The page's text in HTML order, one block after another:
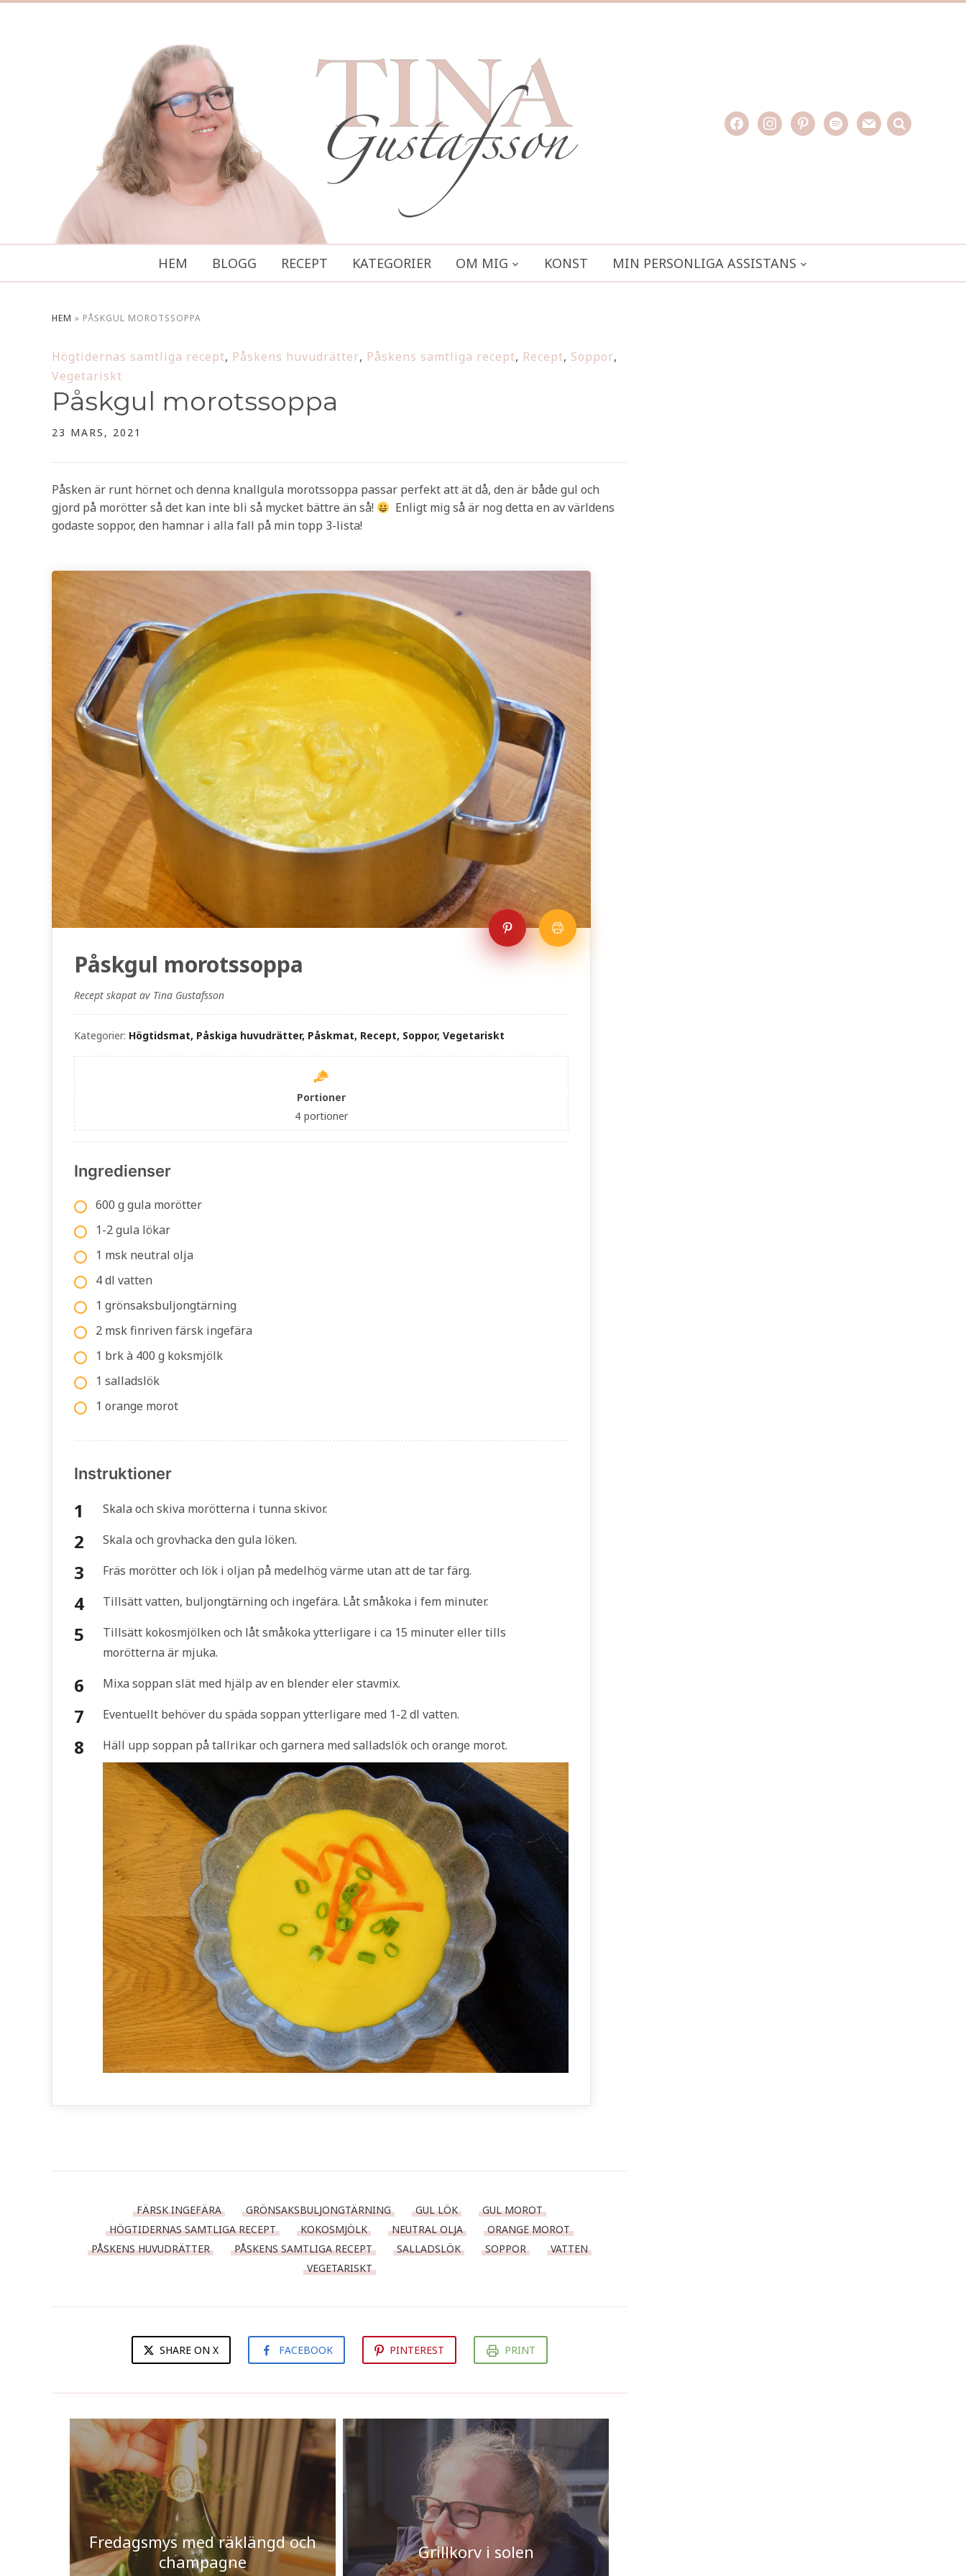
facebookinstagrampinterestspotifymail search
HEM BLOGG RECEPT KATEGORIER OM MIG KONST MIN PERSONLIGA ASSISTANS
HEM » PÅSKGUL MOROTSSOPPA
Högtidernas samtliga recept, Påskens huvudrätter, Påskens samtliga recept, Recept, Soppor,
Vegetariskt
Påskgul morotssoppa
23 MARS, 2021
Påsken är runt hörnet och denna knallgula morotssoppa passar perfekt att ät då, den är både gul och
gjord på morötter så det kan inte bli så mycket bättre än så!
Enligt mig så är nog detta en av världens
godaste soppor, den hamnar i alla fall på min topp 3-lista!
Påskgul morotssoppa
Recept skapat av Tina Gustafsson
Kategorier: Högtidsmat, Påskiga huvudrätter, Påskmat, Recept, Soppor, Vegetariskt
Portioner
4 portioner
Ingredienser
600 g gula morötter
1-2 gula lökar
1 msk neutral olja
4 dl vatten
1 grönsaksbuljongtärning
2 msk finriven färsk ingefära
1 brk à 400 g koksmjölk
1 salladslök
1 orange morot
Instruktioner
Skala och skiva morötterna i tunna skivor.
Skala och grovhacka den gula löken.
Fräs morötter och lök i oljan på medelhög värme utan att de tar färg.
Tillsätt vatten, buljongtärning och ingefära. Låt småkoka i fem minuter.
Tillsätt kokosmjölken och låt småkoka ytterligare i ca 15 minuter eller tills
morötterna är mjuka.
Mixa soppan slät med hjälp av en blender eler stavmix.
Eventuellt behöver du späda soppan ytterligare med 1-2 dl vatten.
Häll upp soppan på tallrikar och garnera med salladslök och orange morot.
FÄRSK INGEFÄRA GRÖNSAKSBULJONGTÄRNING GUL LÖK
GUL MOROT
HÖGTIDERNAS SAMTLIGA RECEPT
KOKOSMJÖLK NEUTRAL OLJA
ORANGE MOROT
PÅSKENS HUVUDRÄTTER
PÅSKENS SAMTLIGA RECEPT SALLADSLÖK SOPPOR
VATTEN
VEGETARISKT
SHARE ON X FACEBOOK PINTEREST PRINT
Fredagsmys med räklängd och
champagne
Grillkorv i solen